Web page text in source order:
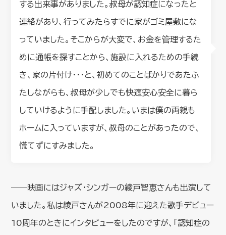
する出来事がありました。叔母が認知症になったと
連絡があり、行ってみたらすでに家がゴミ屋敷にな
っていました。そこからが大変で、お金を管理するた
めに通帳を探すことから、施設に入れるための手続
き、家の片付け・・・と、初めてのことばかりであたふ
たしながらも、叔母が少しでも快適安心安全に暮ら
していけるように手配しました。いまは僕の両親も
ホームに入っていますが、叔母のことがあったので、
慌てずにすみました。
――映画にはジャズ・シンガーの綾戸智恵さんも出演して
いました。私は綾戸さんが2008年に迎えた歌手デビュー
10周年のときにインタビューをしたのですが、「認知症の